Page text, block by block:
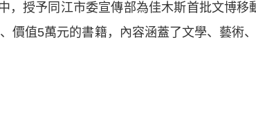
授予同江市委宣傳部為佳木斯首批文博移
價值5萬元的書籍，內容涵蓋了文學、藝術